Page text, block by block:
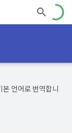
언어로 번역합니